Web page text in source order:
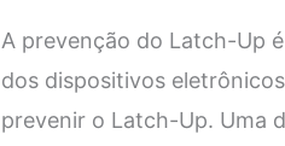
A prevenção do Latch-Up
dos dispositivos
prevenir o Latch-Up. Uma